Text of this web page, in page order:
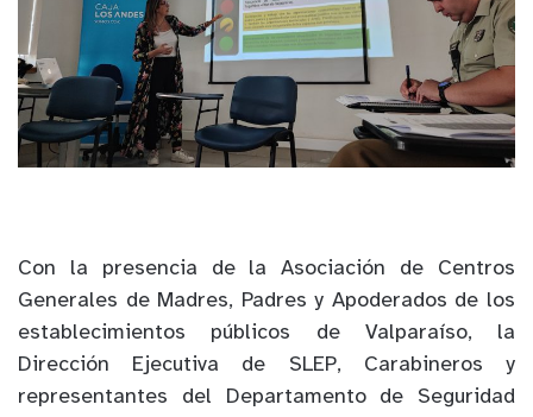
Con la presencia de la Asociación de Centros
Generales de Madres, Padres y Apoderados de los
establecimientos públicos de Valparaíso, la
Dirección Ejecutiva de SLEP, Carabineros y
representantes del Departamento de Seguridad